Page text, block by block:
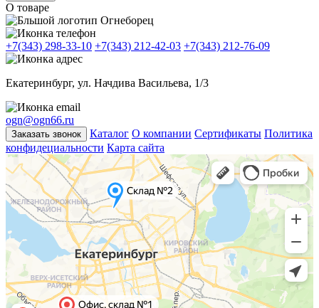
О товаре
+7(343) 298-33-10 +7(343) 212-42-03 +7(343) 212-76-09
Екатеринбург, ул. Начдива Васильева, 1/3
ogn@ogn66.ru
Заказать звонок Каталог О компании Сертификаты Политика
конфидециальности Карта сайта